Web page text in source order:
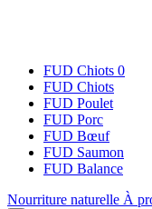
FUD Chiots 0
FUD Chiots
FUD Poulet
FUD Porc
FUD Bœuf
FUD Saumon
FUD Balance
Nourriture naturelle À